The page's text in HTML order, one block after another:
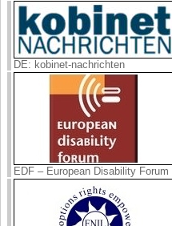
DE: kobinet-nachrichten
EDF – European Disability Forum